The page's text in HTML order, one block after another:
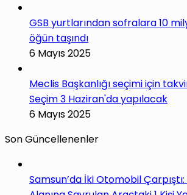
GSB yurtlarından sofralara 10
öğün taşındı
6 Mayıs 2025
Meclis Başkanlığı seçimi için
Seçim 3 Haziran'da yapılacak
6 Mayıs 2025
Son Güncellenenler
Samsun’da İki Otomobil Çarpıştı: